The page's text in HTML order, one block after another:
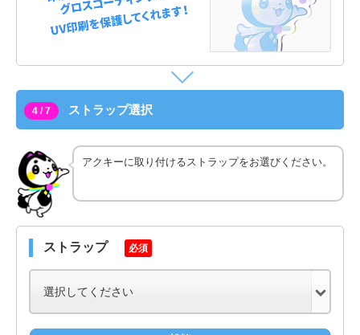
4 / 7 ストラップ選択
アクキーに取り付けるストラップをお選びください。
ストラップ 必須